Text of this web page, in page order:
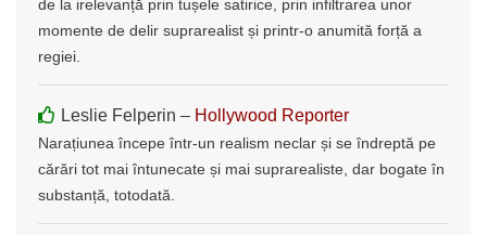
de la irelevanță prin tușele satirice, prin infiltrarea unor
momente de delir suprarealist și printr-o anumită forță a
regiei.
Leslie Felperin – Hollywood Reporter
Narațiunea începe într-un realism neclar și se îndreptă pe
cărări tot mai întunecate și mai suprarealiste, dar bogate în
substanță, totodată.